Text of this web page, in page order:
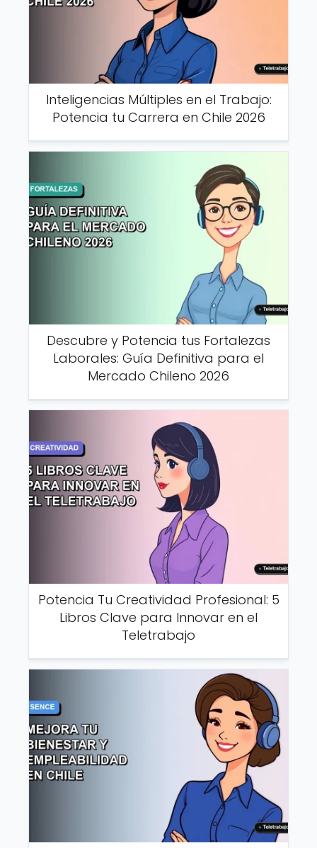
Inteligencias Múltiples en el Trabajo:
Potencia tu Carrera en Chile 2026
Descubre y Potencia tus Fortalezas
Laborales: Guía Definitiva para el
Mercado Chileno 2026
Potencia Tu Creatividad Profesional: 5
Libros Clave para Innovar en el
Teletrabajo